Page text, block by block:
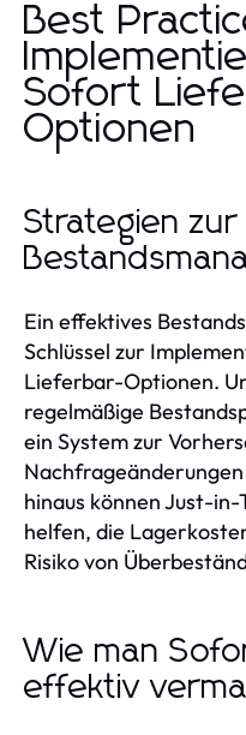
Best
Sofort
Optionen
Strategien
Ein effektives
Schlüssel zur
Lieferbar-Optionen.
regelmäßige
ein System zur
hinaus können Just-
helfen, die
Risiko von
Wie man
effektiv